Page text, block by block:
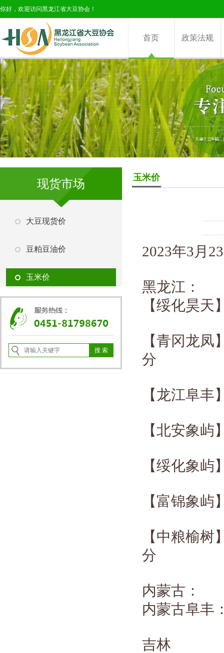
你好，欢迎访问黑龙江省大豆协会！
首页 政策法规
现货市场
大豆现货价
豆粕豆油价
玉米价
玉米价
2023年3月 23
黑龙江：
【绥化昊
【青冈龙
分
【龙江阜丰
【北安象屿
【绥化象屿
【富锦象屿
【中粮榆树
分
内蒙古：
内蒙古阜丰
吉林